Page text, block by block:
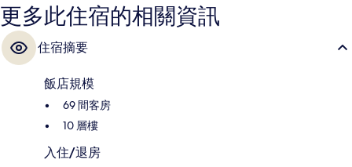
更多此住宿的相關資訊
住宿摘要
飯店規模
69 間客房
10 層樓
入住/退房